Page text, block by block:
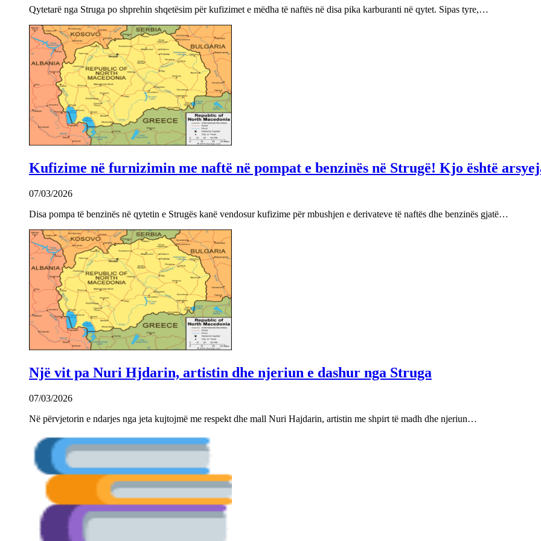
Qytetarë nga Struga po shprehin shqetësim për kufizimet e mëdha të naftës në disa pika karburanti në qytet. Sipas tyre,…
Kufizime në furnizimin me naftë në pompat e benzinës në Strugë! Kjo është
07/03/2026
Disa pompa të benzinës në qytetin e Strugës kanë vendosur kufizime për mbushjen e derivateve të naftës dhe benzinës gjatë…
Një vit pa Nuri Hjdarin, artistin dhe njeriun e dashur nga Struga
07/03/2026
Në përvjetorin e ndarjes nga jeta kujtojmë me respekt dhe mall Nuri Hajdarin, artistin me shpirt të madh dhe njeriun…